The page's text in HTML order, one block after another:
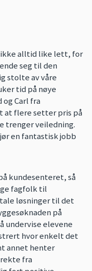
ikke alltid like lett, for
seg til den
stolte av våre
tid på nøye
Carl fra
at flere setter pris på
trenger veiledning.
en fantastisk jobb
kundesenteret, så
fagfolk til
løsninger til det
på
undervise elevene
hvor enkelt det
annet henter
fra